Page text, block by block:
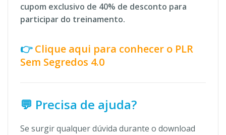
cupom exclusivo de 40% de desconto para
participar do treinamento.
👉 Clique aqui para conhecer o PLR
Sem Segredos 4.0
💬 Precisa de ajuda?
Se surgir qualquer dúvida durante o download